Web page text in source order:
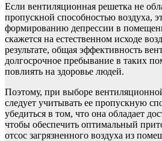
Если вентиляционная решетка не
пропускной способностью воздуха,
формированию депрессии в
скажется на естественном исходе
результате, общая эффективность
долгосрочное пребывание в таких
повлиять на здоровье людей.
Поэтому, при выборе
следует учитывать ее пропускную
убедиться в том, что она обладает
чтобы обеспечить оптимальный
отсос загрязненного воздуха из